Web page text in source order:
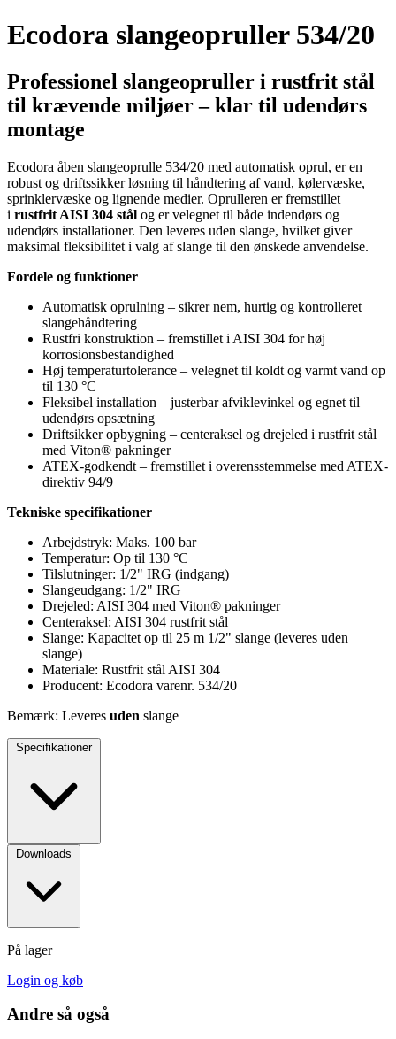
Ecodora slangeopruller 534/20
Professionel slangeopruller i rustfrit stål
til krævende miljøer – klar til udendørs
montage
Ecodora åben slangeoprulle 534/20 med automatisk oprul, er en
robust og driftssikker løsning til håndtering af vand, kølervæske,
sprinklervæske og lignende medier. Oprulleren er fremstillet
i rustfrit AISI 304 stål og er velegnet til både indendørs og
udendørs installationer. Den leveres uden slange, hvilket giver
maksimal fleksibilitet i valg af slange til den ønskede anvendelse.
Fordele og funktioner
Automatisk oprulning – sikrer nem, hurtig og kontrolleret
slangehåndtering
Rustfri konstruktion – fremstillet i AISI 304 for høj
korrosionsbestandighed
Høj temperaturtolerance – velegnet til koldt og varmt vand op
til 130 °C
Fleksibel installation – justerbar afviklevinkel og egnet til
udendørs opsætning
Driftsikker opbygning – centeraksel og drejeled i rustfrit stål
med Viton® pakninger
ATEX-godkendt – fremstillet i overensstemmelse med ATEX-
direktiv 94/9
Tekniske specifikationer
Arbejdstryk: Maks. 100 bar
Temperatur: Op til 130 °C
Tilslutninger: 1/2" IRG (indgang)
Slangeudgang: 1/2" IRG
Drejeled: AISI 304 med Viton® pakninger
Centeraksel: AISI 304 rustfrit stål
Slange: Kapacitet op til 25 m 1/2" slange (leveres uden
slange)
Materiale: Rustfrit stål AISI 304
Producent: Ecodora varenr. 534/20
Bemærk: Leveres uden slange
Specifikationer
Downloads
På lager
Login og køb
Andre så også